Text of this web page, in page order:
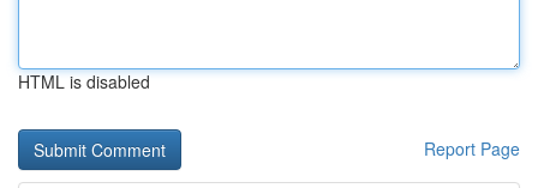
HTML is disabled
Report Page